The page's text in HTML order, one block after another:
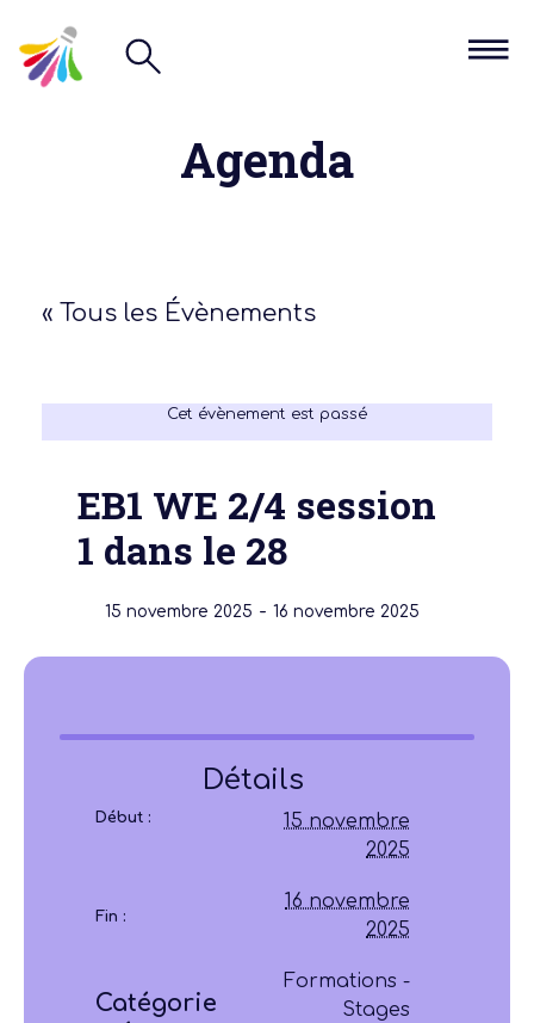
Agenda
« Tous les Évènements
Cet évènement est passé
EB1 WE 2/4 session
1 dans le 28
15 novembre 2025 - 16 novembre 2025
Détails
Début :
15 novembre
2025
Fin :
16 novembre
2025
Catégorie
Formations -
Stages